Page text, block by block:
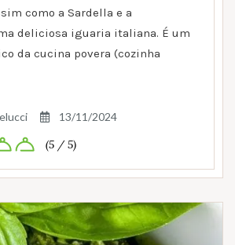
como a Sardella e a
deliciosa iguaria italiana. É um
da cucina povera (cozinha
13/11/2024
(5 / 5)